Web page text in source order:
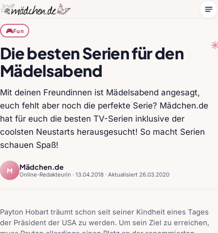
🎮Fun
Die besten Serien für den
Mädelsabend
Mit deinen Freundinnen ist Mädelsabend angesagt,
euch fehlt aber noch die perfekte Serie? Mädchen.de
hat für euch die besten TV-Serien inklusive der
coolsten Neustarts herausgesucht! So macht Serien
schauen Spaß!
M Mädchen.de
Online-Redakteurin · 13.04.2018 · Aktualisiert 26.03.2020
1 / 22
Payton Hobart träumt schon seit seiner Kindheit eines Tages
der Präsident der USA zu werden. Um sein Ziel zu erreichen,